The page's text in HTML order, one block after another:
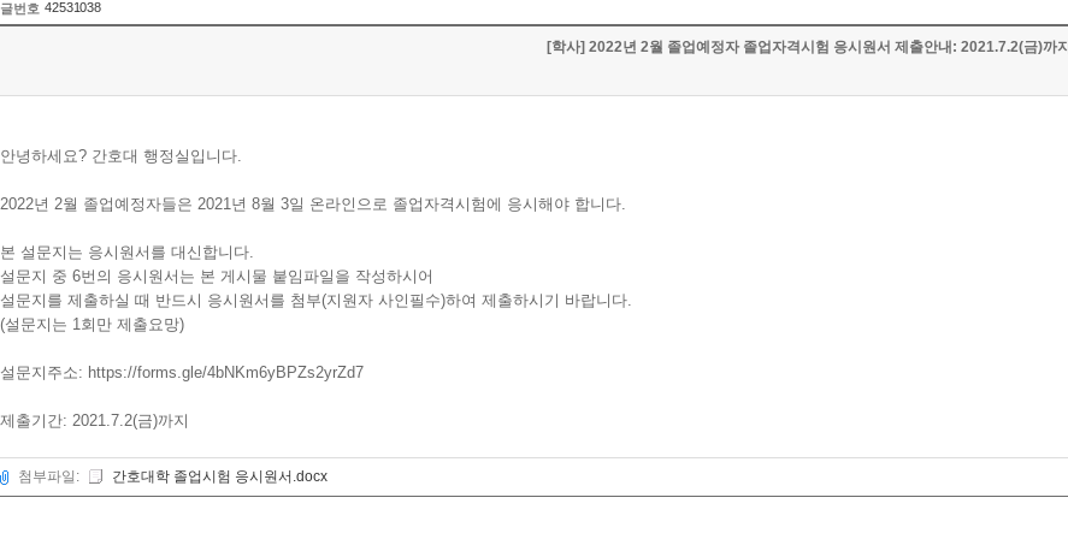
글번호 42531038
[학사] 2022년 2월 졸업예정자 졸업자격시험 응시원서 제출안내: 2021.7.2(금)까지
안녕하세요? 간호대 행정실입니다.
2022년 2월 졸업예정자들은 2021년 8월 3일 온라인으로 졸업자격시험에 응시해야 합니다.
본 설문지는 응시원서를 대신합니다.
설문지 중 6번의 응시원서는 본 게시물 붙임파일을 작성하시어
설문지를 제출하실 때 반드시 응시원서를 첨부(지원자 사인필수)하여 제출하시기 바랍니다.
(설문지는 1회만 제출요망)
설문지주소: https://forms.gle/4bNKm6yBPZs2yrZd7
제출기간: 2021.7.2(금)까지
첨부파일: 간호대학 졸업시험 응시원서.docx